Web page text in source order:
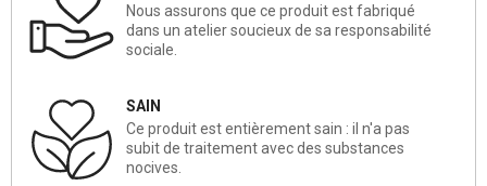
Nous assurons que ce produit est fabriqué
dans un atelier soucieux de sa responsabilité
sociale.
SAIN
Ce produit est entièrement sain : il n'a pas
subit de traitement avec des substances
nocives.